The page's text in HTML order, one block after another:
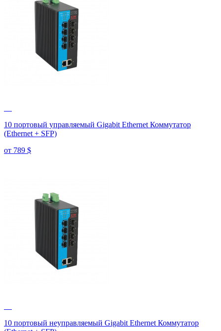
10 портовый управляемый Gigabit Ethernet Коммутатор
(Ethernet + SFP)
от 789 $
10 портовый неуправляемый Gigabit Ethernet Коммутатор